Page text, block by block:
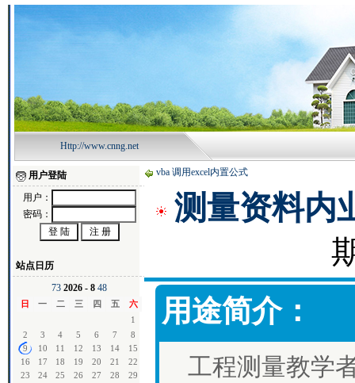
Http://www.cnng.net
用户登陆
用户：
密码：
站点日历
73 2026 - 8 48
日 一 二 三 四 五
六
1
2
3 4 5 6 7
8
9
10 11 12 13 14
15
16
17 18 19 20 21
22
23
24 25 26 27 28
29
vba 调用excel内置公式
测量资料内
用途简介：
工程测量教学